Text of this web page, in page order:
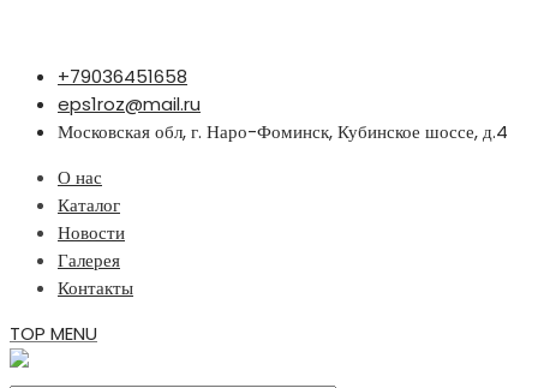
Перейти
содержимому
+79036451658
eps1roz@mail.ru
Московская обл, г. Наро-Фоминск, Кубинское шоссе, д.4
О нас
Каталог
Новости
Галерея
Контакты
TOP MENU